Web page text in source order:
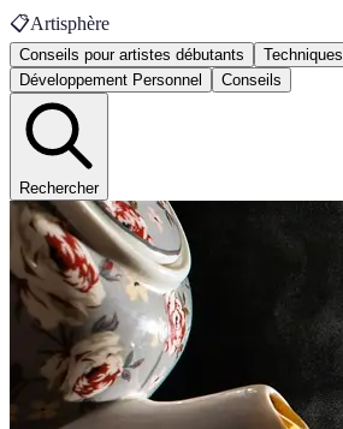
📋Artisphère
Conseils pour artistes débutants Techniques
Développement Personnel
Conseils
Rechercher